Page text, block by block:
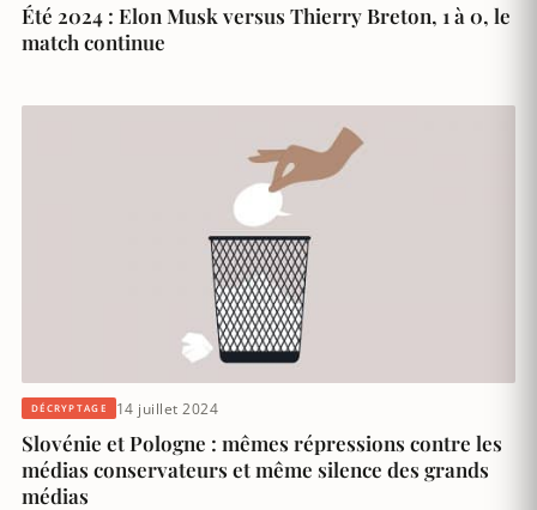
Été 2024 : Elon Musk versus Thierry Breton, 1 à 0, le
match continue
DÉCRYPTAGE 14 juillet 2024
Slovénie et Pologne : mêmes répressions contre les
médias conservateurs et même silence des grands
médias